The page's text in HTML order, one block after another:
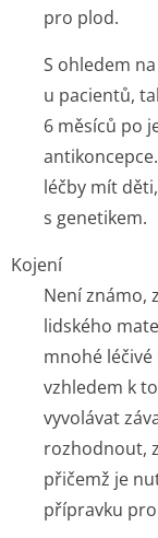
pro plod.
S ohledem
u pacientů,
6 měsíců po
léčby mít
s genetikem.
Kojení
Není známo,
lidského
mnohé
vzhledem k
vyvolávat
rozhodnout,
přičemž je
přípravku